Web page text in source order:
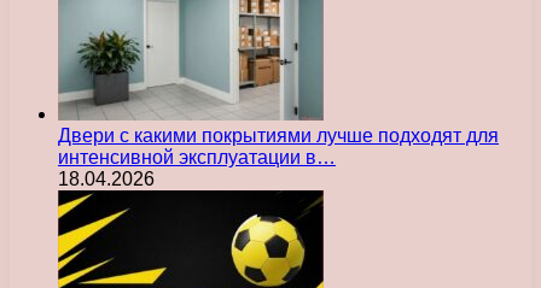
Двери с какими покрытиями лучше подходят для
интенсивной эксплуатации в…
18.04.2026